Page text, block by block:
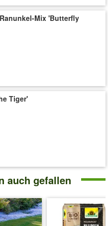
cm
Mix 'Butterfly
Tiger'
auch gefallen